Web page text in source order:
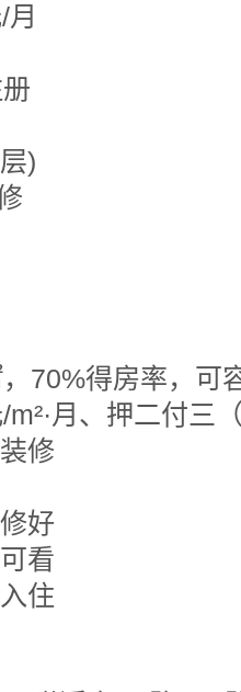
)
70%得房率，可
月、押二付三
修
好
看
住